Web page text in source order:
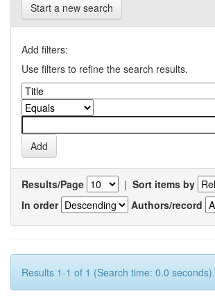
Start a new search
Add filters:
Use filters to refine the search results.
Results/Page | Sort items by
In order
Authors/record
Results 1-1 of 1 (Search time: 0.0 seconds).